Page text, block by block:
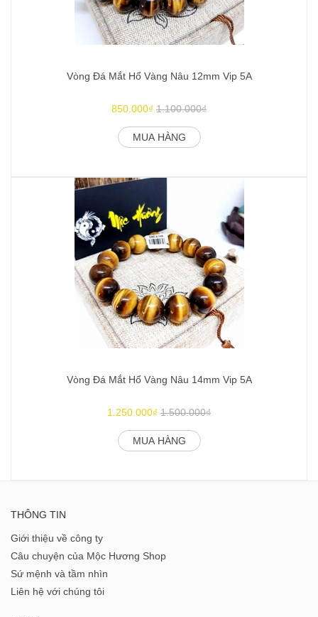
Vòng Đá Mắt Hổ Vàng Nâu 12mm Vip 5A
850.000₫ 1.100.000₫
MUA HÀNG
Vòng Đá Mắt Hổ Vàng Nâu 14mm Vip 5A
1.250.000₫ 1.500.000₫
MUA HÀNG
THÔNG TIN
Giới thiệu về công ty
Câu chuyện của Mộc Hương Shop
Sứ mệnh và tầm nhìn
Liên hệ với chúng tôi